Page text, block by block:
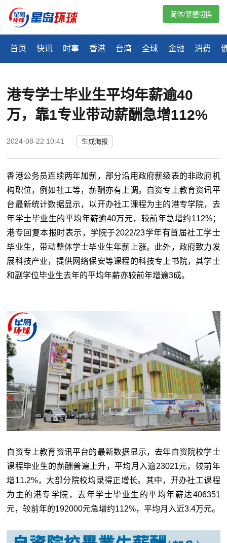
首页 快讯 时事 香港 台湾 全球 金融 消费
简体/繁體切換
港专学士毕业生平均年薪逾40
万，靠1专业带动薪酬急增112%
2024-08-22 10:41 生成海报
香港公务员连续两年加薪，部分沿用政府薪级表的非政府机
构职位，例如社工等，薪酬亦有上调。自资专上教育资讯平
台最新统计数据显示，以开办社工课程为主的港专学院，去
年学士毕业生的平均年薪逾40万元，较前年急增约112%；
港专回复本报时表示，学院于2022/23学年有首届社工学士
毕业生，带动整体学士毕业生年薪上涨。此外，政府致力发
展科技产业，提供网络保安等课程的科技专上书院，其学士
和副学位毕业生去年的平均年薪亦较前年增逾3成。
自资专上教育资讯平台的最新数据显示，去年自资院校学士
课程毕业生的薪酬普遍上升，平均月入逾23021元，较前年
增11.2%，大部分院校均录得正增长。其中，开办社工课程
为主的港专学院，去年学士毕业生的平均年薪达406351
元，较前年的192000元急增约112%，平均月入近3.4万元。